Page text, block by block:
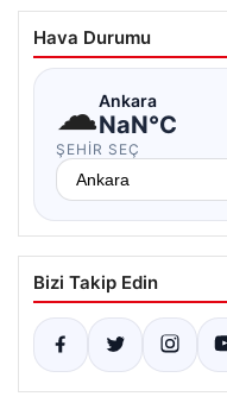
Hava Durumu
☁Ankara
NaN°C
ŞEHIR SEÇ
Bizi Takip Edin